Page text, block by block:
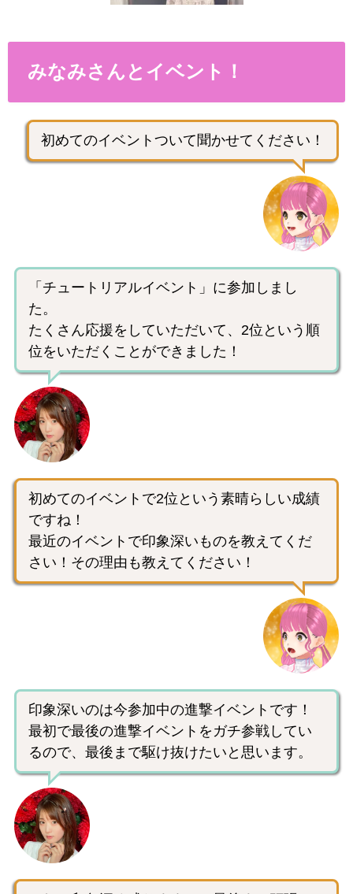
みなみさんとイベント！
初めてのイベントついて聞かせてください！
「チュートリアルイベント」に参加しまし
た。
たくさん応援をしていただいて、2位という順
位をいただくことができました！
初めてのイベントで2位という素晴らしい成績
ですね！
最近のイベントで印象深いものを教えてくだ
さい！その理由も教えてください！
印象深いのは今参加中の進撃イベントです！
最初で最後の進撃イベントをガチ参戦してい
るので、最後まで駆け抜けたいと思います。